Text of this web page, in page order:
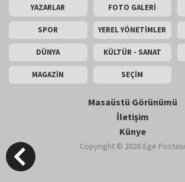
YAZARLAR FOTO GALERİ
SPOR YEREL YÖNETİMLER
DÜNYA KÜLTÜR - SANAT
MAGAZİN SEÇİM
Masaüstü Görünümü
İletişim
Künye
Copyright © 2026 Ege Postası